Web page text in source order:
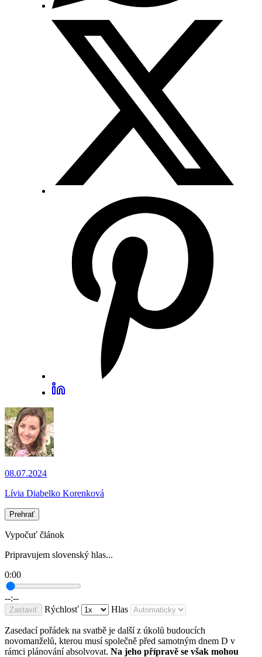
08.07.2024
Lívia Diabelko Korenková
Prehrať
Vypočuť článok
Pripravujem slovenský hlas...
0:00
--:--
Zastaviť Rýchlosť Hlas
Zasedací pořádek na svatbě je další z úkolů budoucích
novomanželů, kterou musí společně před samotným dnem D v
rámci plánování absolvovat. Na jeho přípravě se však mohou